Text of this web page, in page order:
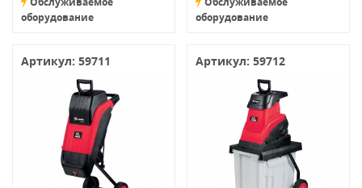
оборудование
оборудование
Артикул: 59711 Артикул: 59712